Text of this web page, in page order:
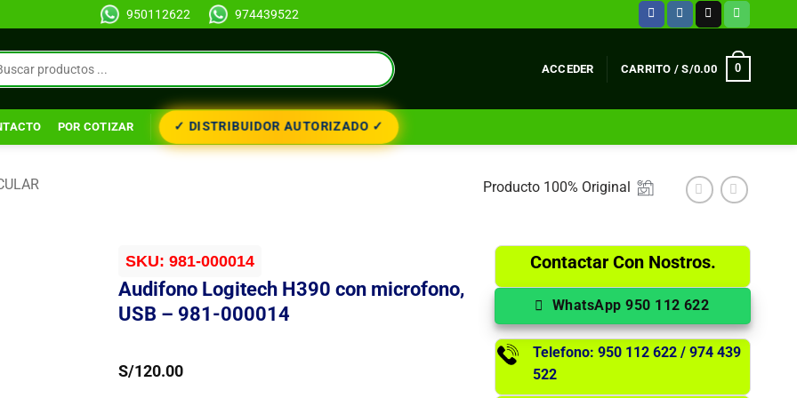
950112622 974439522
ACCEDER CARRITO /S/0.00 0
POR COTIZAR ✓ DISTRIBUIDOR AUTORIZADO ✓
Producto 100% Original
SKU: 981-000014
Audifono Logitech H390 con microfono,
USB – 981-000014
S/120.00
Contactar Con Nostros.
WhatsApp 950 112 622
Telefono: 950 112 622 / 974 439
522